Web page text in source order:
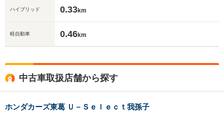
ハイブリッド 0.33km
軽自動車 0.46km
中古車取扱店舗から探す
ホンダカーズ東葛 Ｕ－Ｓｅｌｅｃｔ我孫子